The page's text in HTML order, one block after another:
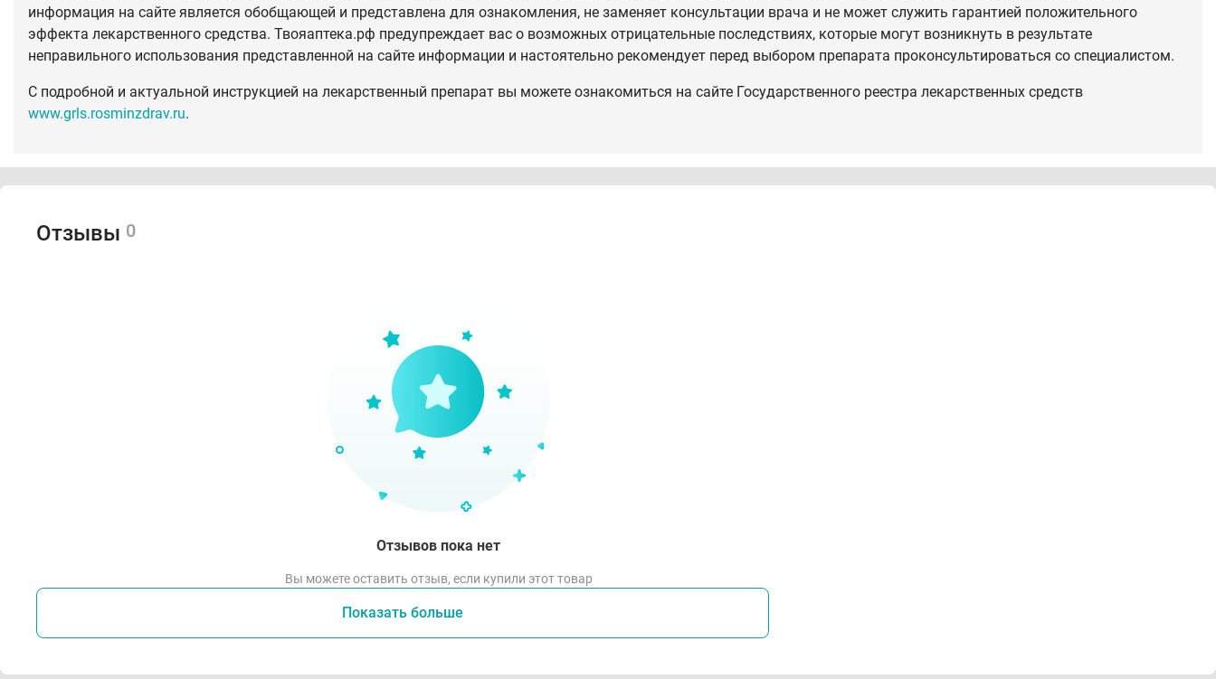
информация на сайте является обобщающей и представлена для ознакомления, не заменяет консультации врача и не может служить гарантией положительного
эффекта лекарственного средства. Твояаптека.рф предупреждает вас о возможных отрицательные последствиях, которые могут возникнуть в результате
неправильного использования представленной на сайте информации и настоятельно рекомендует перед выбором препарата проконсультироваться со специалистом.
С подробной и актуальной инструкцией на лекарственный препарат вы можете ознакомиться на сайте Государственного реестра лекарственных средств
www.grls.rosminzdrav.ru.
Отзывы 0
Отзывов пока нет
Вы можете оставить отзыв, если купили этот товар
Показать больше